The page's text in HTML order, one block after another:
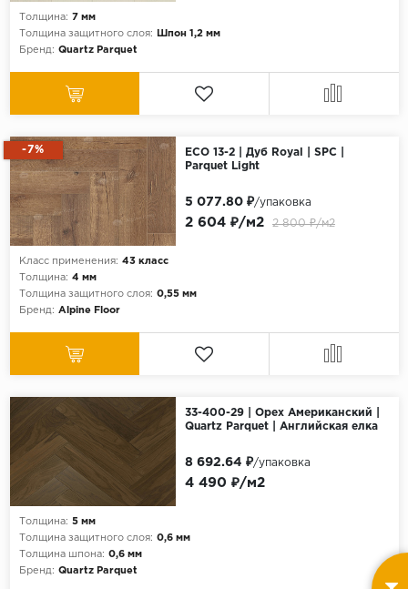
Толщина: 7 мм
Толщина защитного слоя:
Шпон 1,2 мм
Бренд: Quartz Parquet
-7%
ECO 13-2 | Дуб Royal | SPC |
Parquet Light
Класс применения: 43 класс
Толщина: 4 мм
Толщина защитного слоя: 0,55 мм
Бренд: Alpine Floor
2 604 ₽/м2 2 800 ₽/м2
5 077.80 ₽/упаковка
33-400-29 | Орех Американский |
Quartz Parquet | Английская елка
Толщина: 5 мм
Толщина защитного слоя: 0,6 мм
Толщина шпона: 0,6 мм
Бренд: Quartz Parquet
4 490 ₽/м2
8 692.64 ₽/упаковка